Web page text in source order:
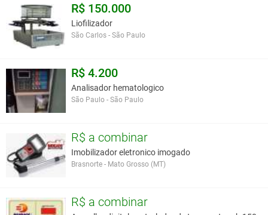
R$ 150.000
Liofilizador
São Carlos - São Paulo
R$ 4.200
Analisador hematologico
São Paulo - São Paulo
R$ a combinar
Imobilizador eletronico imogado
Brasnorte - Mato Grosso (MT)
R$ a combinar